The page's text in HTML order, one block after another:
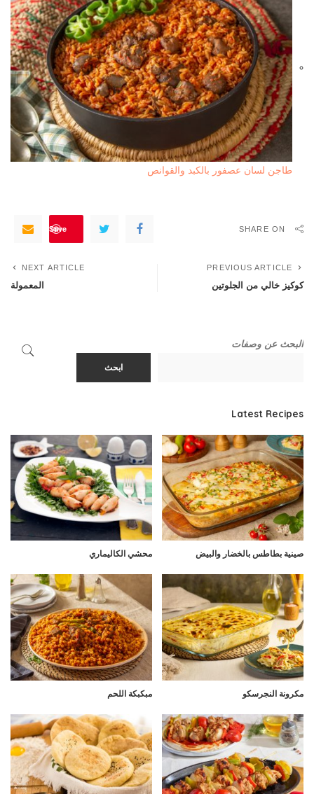
طاجن لسان عصفور بالكبد والقوانص
SHARE ON
Save
PREVIOUS ARTICLE
كوكيز خالي من الجلوتين
NEXT ARTICLE
المعمولة
البحث عن وصفات
ابحث
Latest Recipes
صينية بطاطس بالخضار والبيض محشي الكاليماري
مكرونة النجرسكو مبكبكة اللحم